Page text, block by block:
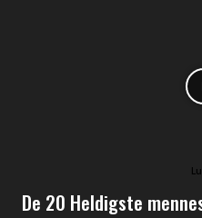
De 20 Heldigste